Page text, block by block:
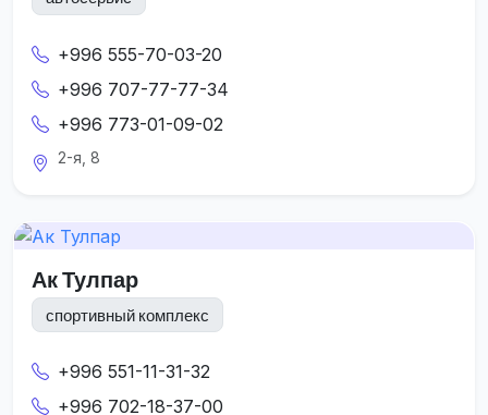
+996 555-70-03-20
+996 707-77-77-34
+996 773-01-09-02
2-я, 8
Ак Тулпар
спортивный комплекс
+996 551-11-31-32
+996 702-18-37-00